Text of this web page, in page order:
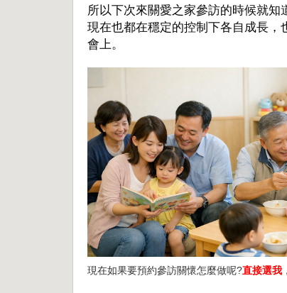
所以下次來關愛之家參訪的時候就
現在也都在穩定的控制下各自成長
會上。
現在如果要預約參訪關懷怎麼做呢?直接選我